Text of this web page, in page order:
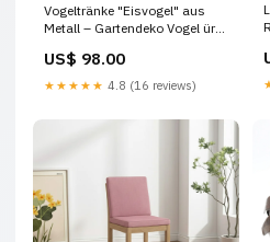
Vogeltränke "Eisvogel" aus
Metall – Gartendeko Vogel ür
US$ 98.00
★★★★★ 4.8 (16 reviews)